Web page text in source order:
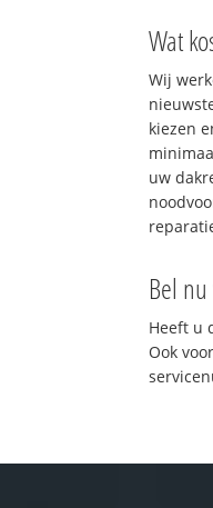
Wat
Wij
kiezen
uw
Bel
Heeft u
Ook